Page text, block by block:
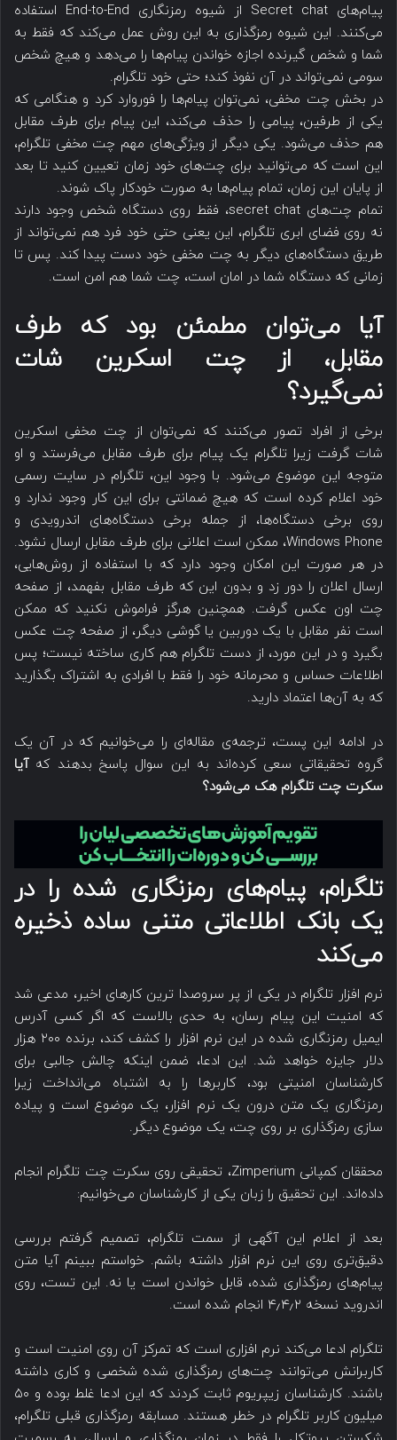
پیام‌های Secret chat از شیوه رمزنگاری End-to-End استفاده
می‌کنند. این شیوه رمزگذاری به این روش عمل می‌کند که فقط به
شما و شخص گیرنده اجازه خواندن پیام‌ها را می‌دهد و هیچ شخص
سومی نمی‌تواند در آن نفوذ کند؛ حتی خود تلگرام.
در بخش چت مخفی، نمی‌توان پیام‌ها را فوروارد کرد و هنگامی که
یکی از طرفین، پیامی را حذف می‌کند، این پیام برای طرف مقابل
هم حذف می‌شود. یکی دیگر از ویژگی‌های مهم چت مخفی تلگرام،
این است که می‌توانید برای چت‌های خود زمان تعیین کنید تا بعد
از پایان این زمان، تمام پیام‌ها به صورت خودکار پاک شوند.
تمام چت‌های secret chat، فقط روی دستگاه شخص وجود دارند
نه روی فضای ابری تلگرام، این یعنی حتی خود فرد هم نمی‌تواند از
طریق دستگاه‌های دیگر به چت مخفی خود دست پیدا کند. پس تا
زمانی که دستگاه شما در امان است، چت شما هم امن است.
آیا می‌توان مطمئن بود که طرف
مقابل، از چت اسکرین شات
نمی‌گیرد؟
برخی از افراد تصور می‌کنند که نمی‌توان از چت مخفی اسکرین
شات گرفت زیرا تلگرام یک پیام برای طرف مقابل می‌فرستد و او
متوجه این موضوع می‌شود. با وجود این، تلگرام در سایت رسمی
خود اعلام کرده است که هیچ ضمانتی برای این کار وجود ندارد و
روی برخی دستگاه‌ها، از جمله برخی دستگاه‌های اندرویدی و
Windows Phone، ممکن است اعلانی برای طرف مقابل ارسال نشود.
در هر صورت این امکان وجود دارد که با استفاده از روش‌هایی،
ارسال اعلان را دور زد و بدون این که طرف مقابل بفهمد، از صفحه
چت اون عکس گرفت. همچنین هرگز فراموش نکنید که ممکن
است نفر مقابل با یک دوربین یا گوشی دیگر، از صفحه چت عکس
بگیرد و در این مورد، از دست تلگرام هم کاری ساخته نیست؛ پس
اطلاعات حساس و محرمانه خود را فقط با افرادی به اشتراک بگذارید
که به آن‌ها اعتماد دارید.
در ادامه این پست، ترجمه‌‌ی مقاله‌ای را می‌خوانیم که در آن یک
گروه تحقیقاتی سعی کرده‌اند به این سوال پاسخ بدهند کهآیا
سکرت چت تلگرام هک می‌شود؟
تلگرام، پیام‌های رمزنگاری شده را در
یک بانک اطلاعاتی متنی ساده ذخیره
می‌کند
نرم افزار تلگرام در یکی از پر سروصدا ترین کارهای اخیر، مدعی شد
که امنیت این پیام رسان، به حدی بالاست که اگر کسی آدرس
ایمیل رمزنگاری شده در این نرم افزار را کشف کند، برنده ۲۰۰ هزار
دلار جایزه خواهد شد. این ادعا، ضمن اینکه چالش جالبی برای
کارشناسان امنیتی بود، کاربرها را به اشتباه می‌انداخت زیرا
رمزنگاری یک متن درون یک نرم افزار، یک موضوع است و پیاده
سازی رمزگذاری بر روی چت، یک موضوع دیگر.
محققان کمپانی Zimperium، تحقیقی روی سکرت چت تلگرام انجام
داده‌اند. این تحقیق را زبان یکی از کارشناسان می‌خوانیم:
بعد از اعلام این آگهی از سمت تلگرام، تصمیم گرفتم بررسی
دقیق‌تری روی این نرم افزار داشته باشم. خواستم ببینم آیا متن
پیام‌های رمزگذاری شده، قابل خواندن است یا نه. این تست، روی
اندروید نسخه ۴٫۴٫۲ انجام شده است.
تلگرام ادعا می‌کند نرم افزاری است که تمرکز آن روی امنیت است و
کاربرانش می‌توانند چت‌های رمزگذاری شده شخصی و کاری داشته
باشند. کارشناسان زیپریوم ثابت کردند که این ادعا غلط بوده و ۵۰
میلیون کاربر تلگرام در خطر هستند. مسابقه رمزگذاری قبلی تلگرام،